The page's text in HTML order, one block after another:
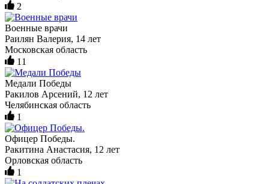
2
Военные врачи
Раилян Валерия, 14 лет
Московская область
11
Медали Победы
Ракилов Арсений, 12 лет
Челябинская область
1
Офицер Победы.
Ракитина Анастасия, 12 лет
Орловская область
1